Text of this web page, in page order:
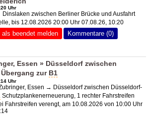
Uhr
zwischen Berliner Brücke und Ausfahrt
bis 12.08.2026 20:00 Uhr 07.08.26, 10:20
als beendet melden Kommentare (0)
Essen » Düsseldorf zwischen
zur B1
Uhr
Essen → Düsseldorf zwischen Düsseldorf-
Schutzplankenerneuerung, 1 rechter Fahrstreifen
Fahrstreifen verengt, am 10.08.2026 von 10:00 Uhr